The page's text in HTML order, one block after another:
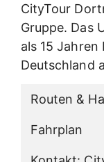
CityTour
Gruppe. Das
als 15
Deutschland
Routen &
Fahrplan